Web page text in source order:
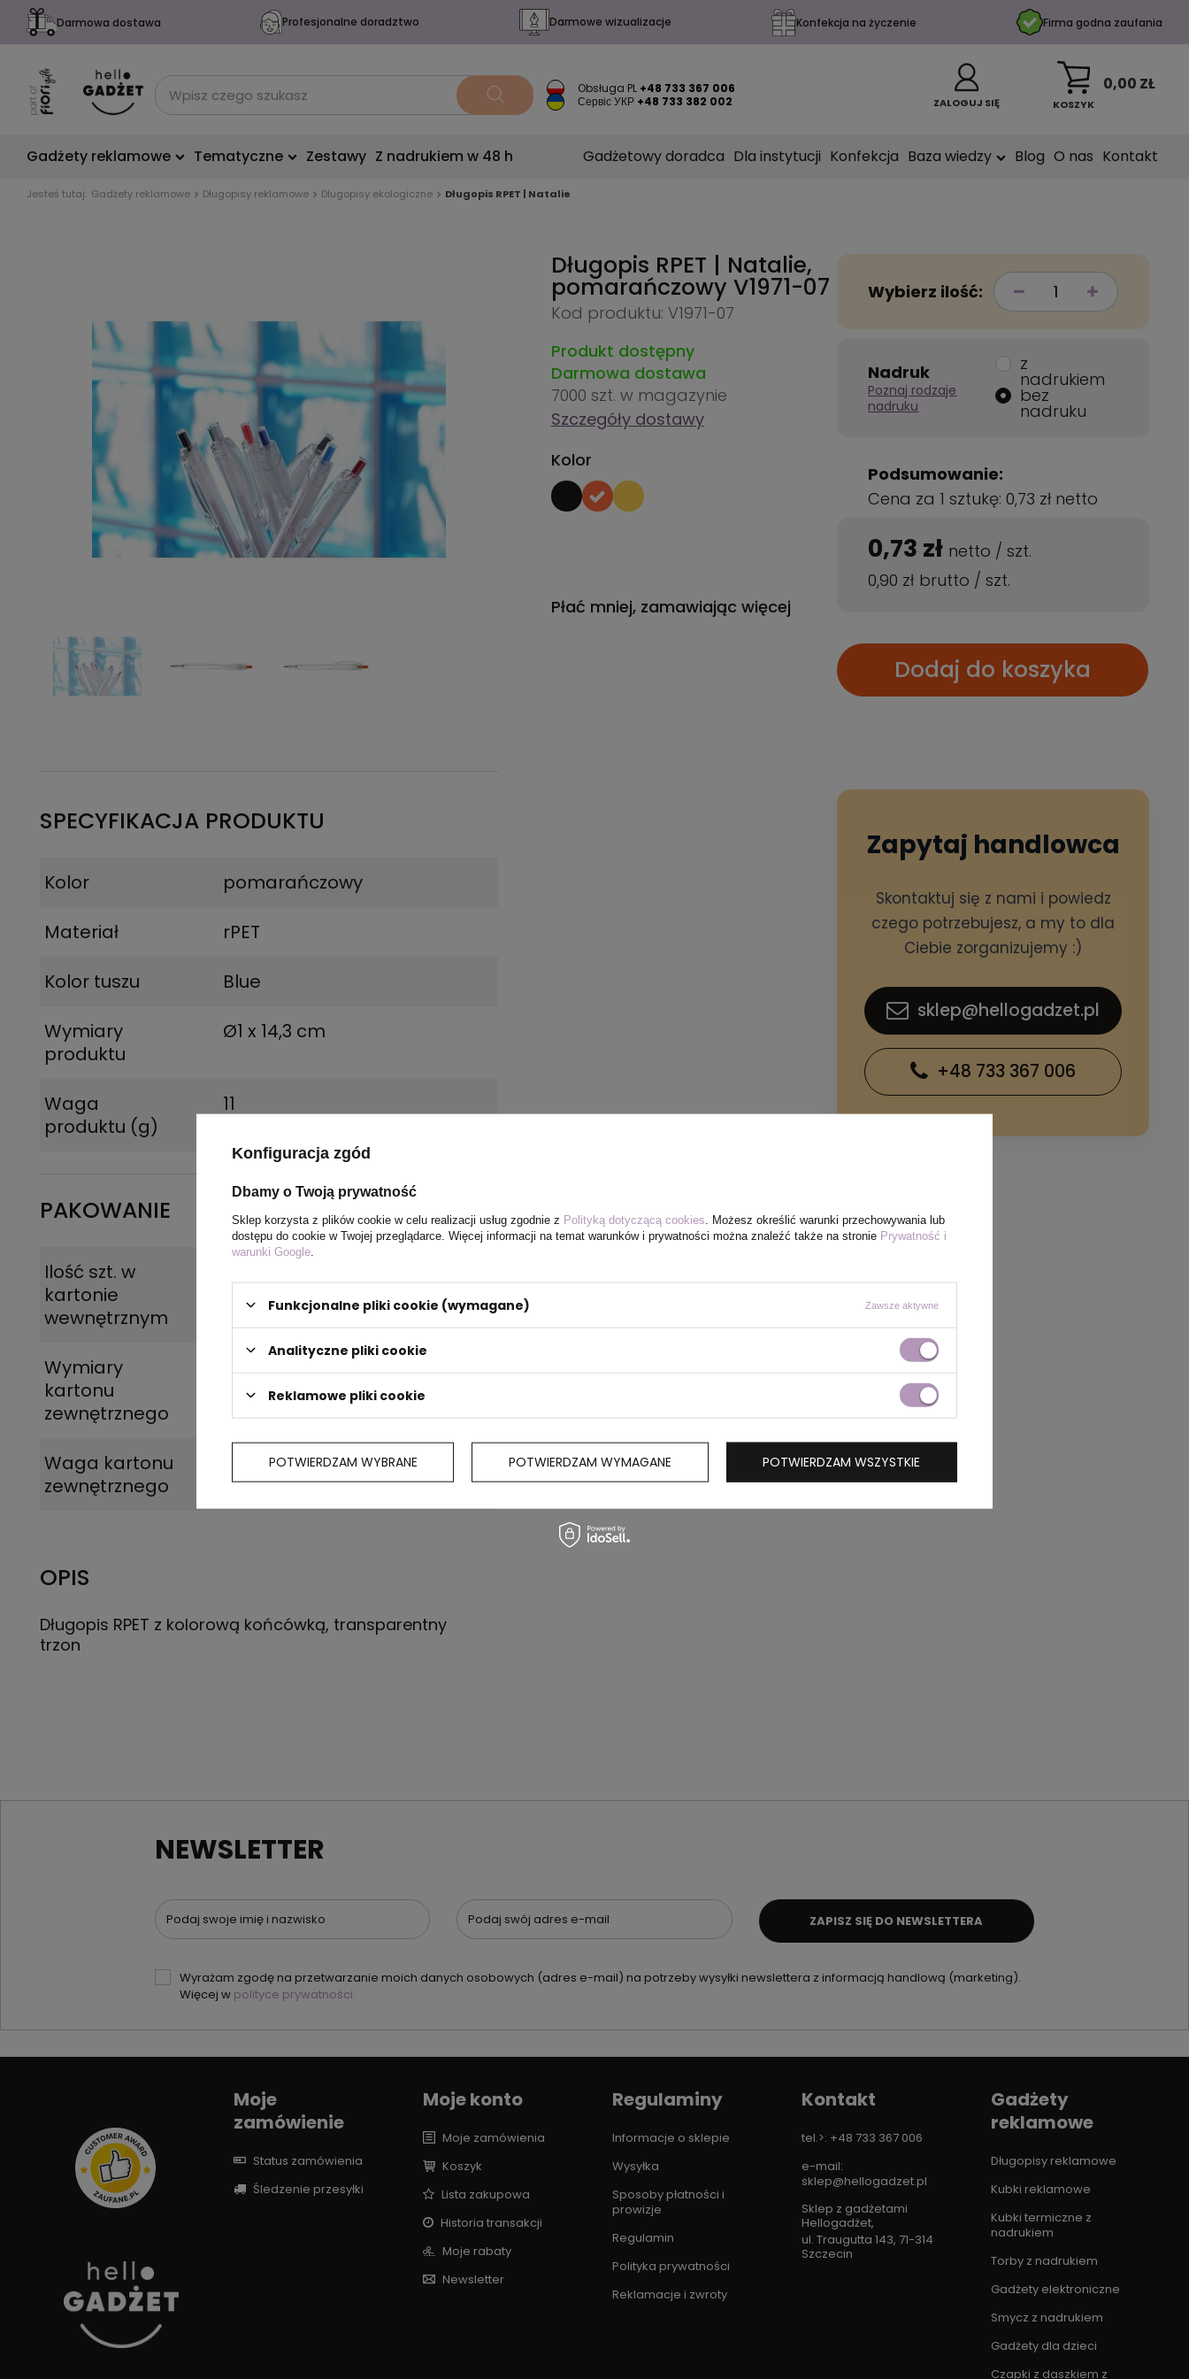
Darmowa dostawa Profesjonalne doradztwo Darmowe wizualizacje Konfekcja na życzenie Firma godna zaufania
Obsługa PL +48 733 367 006
Сервіс УКР +48 733 382 002 ZALOGUJ SIĘ KOSZYK
0,00 ZŁ
Gadżety reklamowe Tematyczne Zestawy Z nadrukiem w 48 h Gadżetowy doradca Dla instytucji Konfekcja Baza wiedzy Blog O nas Kontakt
Jesteś tutaj: Gadżety reklamowe Długopisy reklamowe Długopisy ekologiczne Długopis RPET | Natalie
SPECYFIKACJA PRODUKTU
Kolor
pomarańczowy
Materiał
rPET
Kolor tuszu
Blue
Wymiary
produktu
Ø1 x 14,3 cm
Waga
produktu (g)
11
PAKOWANIE
Ilość szt. w
kartonie
wewnętrznym
Wymiary
kartonu
zewnętrznego
Waga kartonu
zewnętrznego
OPIS
Długopis RPET z kolorową końcówką, transparentny
trzon
Długopis RPET | Natalie,
pomarańczowy V1971-07
Kod produktu: V1971-07
Produkt dostępny
Darmowa dostawa
7000 szt. w magazynie
Szczegóły dostawy
Kolor
Płać mniej, zamawiając więcej
Wybierz ilość:
Nadruk
Poznaj rodzaje
nadruku
z
nadrukiem
bez
nadruku
Podsumowanie:
Cena za 1 sztukę:0,73 zł netto
0,73 zł netto /szt.
0,90 zł brutto /szt.
Dodaj do koszyka
Zapytaj handlowca
Skontaktuj się z nami i powiedz
czego potrzebujesz, a my to dla
Ciebie zorganizujemy :)
sklep@hellogadzet.pl
+48 733 367 006
NEWSLETTER
Podaj swoje imię i nazwisko Podaj swój adres e-mail
Wyrażam zgodę na przetwarzanie moich danych osobowych (adres e-mail) na potrzeby wysyłki newslettera z informacją handlową (marketing).
Więcej w polityce prywatności.
ZAPISZ SIĘ DO NEWSLETTERA
Moje
zamówienie
Status zamówienia
Śledzenie przesyłki
Moje konto
Moje zamówienia
Koszyk
Lista zakupowa
Historia transakcji
Moje rabaty
Newsletter
Regulaminy
Informacje o sklepie
Wysyłka
Sposoby płatności i
prowizje
Regulamin
Polityka prywatności
Reklamacje i zwroty
Kontakt
tel.>: +48 733 367 006
e-mail:
sklep@hellogadzet.pl
Sklep z gadżetami
Hellogadżet,
ul. Traugutta 143, 71-314
Szczecin
Gadżety
reklamowe
Długopisy reklamowe
Kubki reklamowe
Kubki termiczne z
nadrukiem
Torby z nadrukiem
Gadżety elektroniczne
Smycz z nadrukiem
Gadżety dla dzieci
Czapki z daszkiem z
Konfiguracja zgód
Dbamy o Twoją prywatność
Sklep korzysta z plików cookie w celu realizacji usług zgodnie z Polityką dotyczącą cookies . Możesz określić warunki przechowywania lub
dostępu do cookie w Twojej przeglądarce. Więcej informacji na temat warunków i prywatności można znaleźć także na stronie Prywatność i
warunki Google
Funkcjonalne pliki cookie (wymagane) Zawsze aktywne
Analityczne pliki cookie
Reklamowe pliki cookie
POTWIERDZAM WYBRANE POTWIERDZAM WYMAGANE POTWIERDZAM WSZYSTKIE